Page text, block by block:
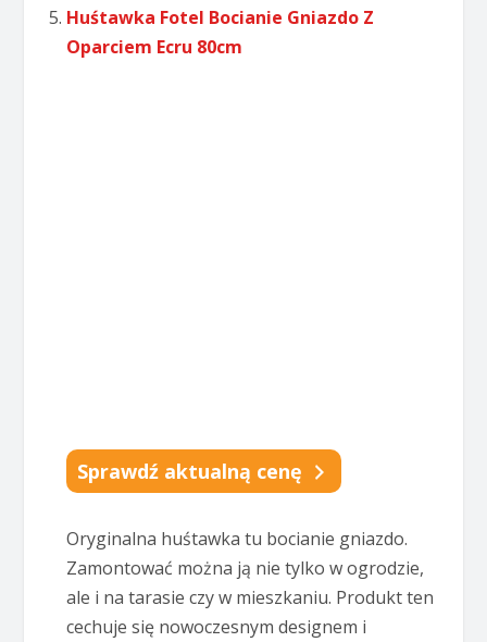
Huśtawka Fotel Bocianie Gniazdo Z
Oparciem Ecru 80cm
Sprawdź aktualną cenę
Oryginalna huśtawka tu bocianie gniazdo.
Zamontować można ją nie tylko w ogrodzie,
ale i na tarasie czy w mieszkaniu. Produkt ten
cechuje się nowoczesnym designem i